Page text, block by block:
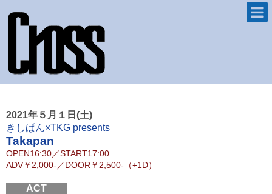
2021年５月１日(土)
きしぱん×TKG presents
Takapan
OPEN16:30／START17:00
ADV￥2,000- ／DOOR ￥2,500-（+1D）
ACT